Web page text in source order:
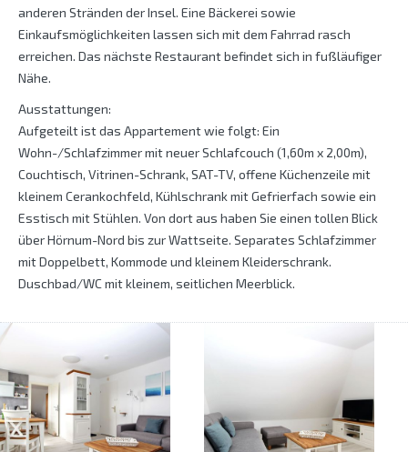
anderen Stränden der Insel. Eine Bäckerei sowie
Einkaufsmöglichkeiten lassen sich mit dem Fahrrad rasch
erreichen. Das nächste Restaurant befindet sich in fußläufiger
Nähe.
Ausstattungen:
Aufgeteilt ist das Appartement wie folgt: Ein
Wohn-/Schlafzimmer mit neuer Schlafcouch (1,60m x 2,00m),
Couchtisch, Vitrinen-Schrank, SAT-TV, offene Küchenzeile mit
kleinem Cerankochfeld, Kühlschrank mit Gefrierfach sowie ein
Esstisch mit Stühlen. Von dort aus haben Sie einen tollen Blick
über Hörnum-Nord bis zur Wattseite. Separates Schlafzimmer
mit Doppelbett, Kommode und kleinem Kleiderschrank.
Duschbad/WC mit kleinem, seitlichen Meerblick.